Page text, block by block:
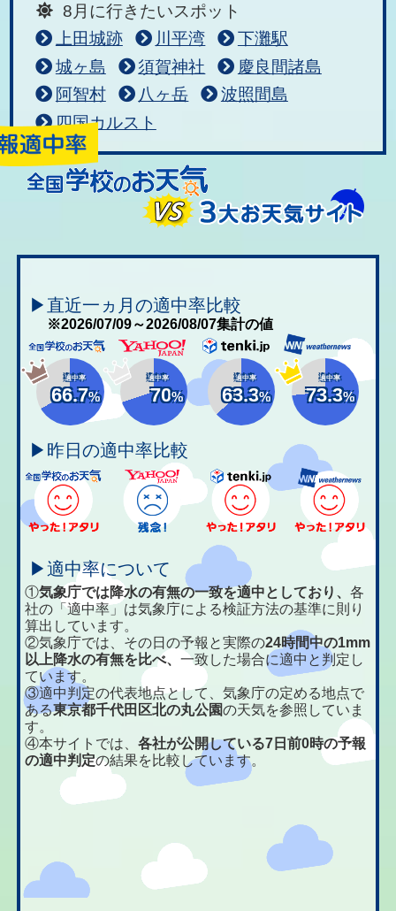
8月に行きたいスポット
上田城跡
川平湾
下灘駅
城ヶ島
須賀神社
慶良間諸島
阿智村
八ヶ岳
波照間島
四国カルスト
▶直近一ヵ月の適中率比較
※2026/07/09～2026/08/07集計の値
適中率
66.7%
適中率
70%
適中率
63.3%
適中率
73.3%
▶昨日の適中率比較
▶適中率について
①気象庁では降水の有無の一致を適中としており、各
社の「適中率」は気象庁による検証方法の基準に則り
算出しています。
②気象庁では、その日の予報と実際の24時間中の1mm
以上降水の有無を比べ、一致した場合に適中と判定し
ています。
③適中判定の代表地点として、気象庁の定める地点で
ある東京都千代田区北の丸公園の天気を参照していま
す。
④本サイトでは、各社が公開している7日前0時の予報
の適中判定の結果を比較しています。